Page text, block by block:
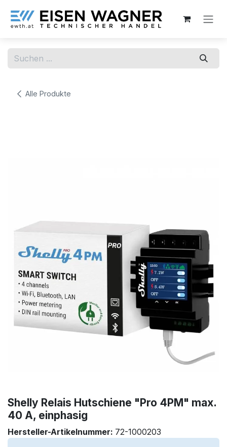
Alle Produkte
Shelly Relais Hutschiene "Pro 4PM" max.
40 A, einphasig
Hersteller-Artikelnummer: 72-1000203